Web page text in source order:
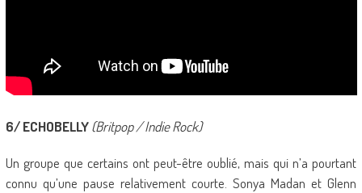
6/ ECHOBELLY(Britpop / Indie Rock)
Un groupe que certains ont peut-être oublié, mais qui n’a pourtant
connu qu’une pause relativement courte. Sonya Madan et Glenn